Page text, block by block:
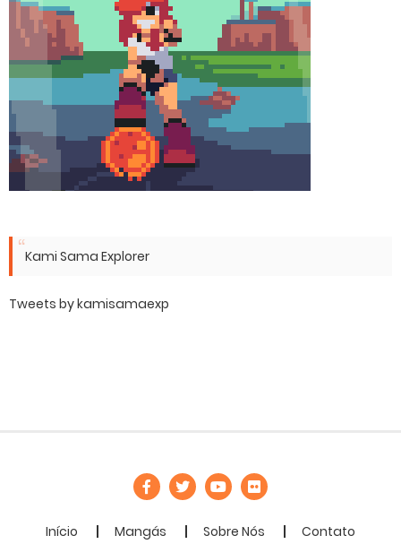
Kami Sama Explorer
Tweets by kamisamaexp
Início Mangás Sobre Nós Contato